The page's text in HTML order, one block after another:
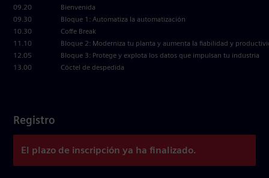
09.20
Bienvenida
09.30
Bloque 1: Automatiza la automatización
10.30
Coffe Break
11.10
Bloque 2: Moderniza tu planta y aumenta la fiabilidad y
12.05
Bloque 3: Protege y explota los datos que impulsan tu industria
13.00
Cóctel de despedida
Registro
El plazo de inscripción ya ha finalizado.